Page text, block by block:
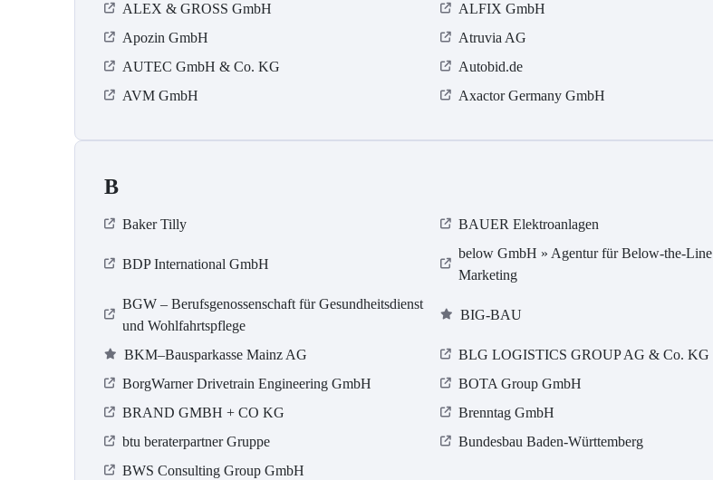
ALEX & GROSS GmbH
ALFIX GmbH
Apozin GmbH
Atruvia AG
AUTEC GmbH & Co. KG
Autobid.de
AVM GmbH
Axactor Germany GmbH
B
Baker Tilly BAUER Elektroanlagen
BDP International GmbH
below GmbH » Agentur für Below-the-Line
Marketing
BGW – Berufsgenossenschaft für Gesundheitsdienst
und Wohlfahrtspflege
BIG-BAU
BKM–Bausparkasse Mainz AG BLG LOGISTICS GROUP AG & Co. KG
BorgWarner Drivetrain Engineering GmbH
BOTA Group GmbH
BRAND GMBH + CO KG
Brenntag GmbH
btu beraterpartner Gruppe
Bundesbau Baden-Württemberg
BWS Consulting Group GmbH